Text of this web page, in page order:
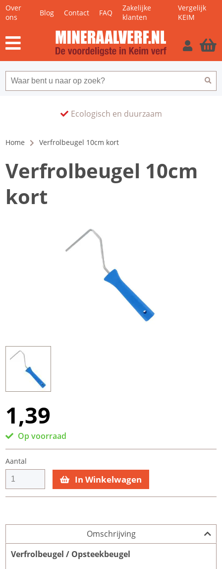
Over
ons
Blog Contact FAQ
Zakelijke
klanten
Vergelijk
KEIM
Ecologisch en duurzaam
Home Verfrolbeugel 10cm kort
Verfrolbeugel 10cm
kort
1,39
Op voorraad
Aantal
In Winkelwagen
Omschrijving
Verfrolbeugel / Opsteekbeugel